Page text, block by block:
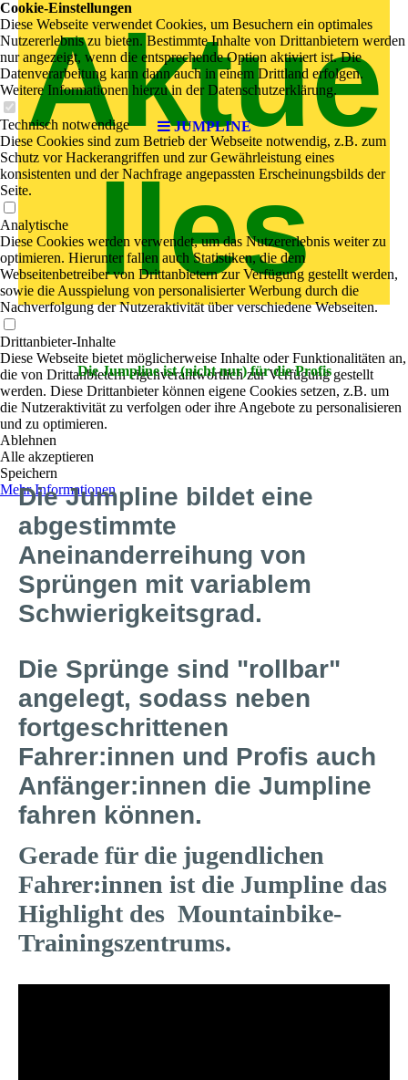
JUMPLINE
Aktue
lles
Die Jumpline ist (nicht nur) für die Profis
Die Jumpline bildet eine
abgestimmte
Aneinanderreihung von
Sprüngen mit variablem
Schwierigkeitsgrad.
Die Sprünge sind "rollbar"
angelegt, sodass neben
fortgeschrittenen
Fahrer:innen und Profis auch
Anfänger:innen die Jumpline
fahren können.
Gerade für die jugendlichen
Fahrer:innen ist die Jumpline das
Highlight des Mountainbike-
Trainingszentrums.
Cookie-Einstellungen
Diese Webseite verwendet Cookies, um Besuchern ein optimales
Nutzererlebnis zu bieten. Bestimmte Inhalte von Drittanbietern werden
nur angezeigt, wenn die entsprechende Option aktiviert ist. Die
Datenverarbeitung kann dann auch in einem Drittland erfolgen.
Weitere Informationen hierzu in der Datenschutzerklärung.
Technisch notwendige
Diese Cookies sind zum Betrieb der Webseite notwendig, z.B. zum
Schutz vor Hackerangriffen und zur Gewährleistung eines
konsistenten und der Nachfrage angepassten Erscheinungsbilds der
Seite.
Analytische
Diese Cookies werden verwendet, um das Nutzererlebnis weiter zu
optimieren. Hierunter fallen auch Statistiken, die dem
Webseitenbetreiber von Drittanbietern zur Verfügung gestellt werden,
sowie die Ausspielung von personalisierter Werbung durch die
Nachverfolgung der Nutzeraktivität über verschiedene Webseiten.
Drittanbieter-Inhalte
Diese Webseite bietet möglicherweise Inhalte oder Funktionalitäten an,
die von Drittanbietern eigenverantwortlich zur Verfügung gestellt
werden. Diese Drittanbieter können eigene Cookies setzen, z.B. um
die Nutzeraktivität zu verfolgen oder ihre Angebote zu personalisieren
und zu optimieren.
Ablehnen
Alle akzeptieren
Speichern
Mehr Informationen